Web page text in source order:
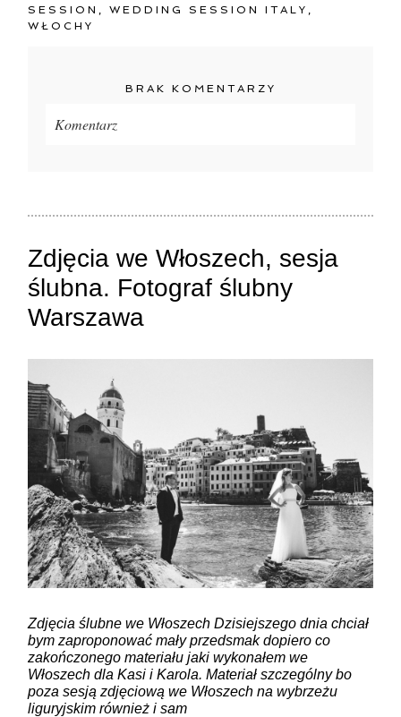
SESSION ,WEDDING SESSION ITALY
WŁOCHY
BRAK KOMENTARZY
Komentarz
ZAMIEŚĆ KOMENTARZ
Zdjęcia we Włoszech, sesja
ślubna. Fotograf ślubny
Warszawa
Zdjęcia ślubne we Włoszech Dzisiejszego dnia chciał
bym zaproponować mały przedsmak dopiero co
zakończonego materiału jaki wykonałem we
Włoszech dla Kasi i Karola. Materiał szczególny bo
poza sesją zdjęciową we Włoszech na wybrzeżu
liguryjskim również i sam